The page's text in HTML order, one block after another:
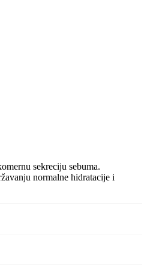
sekreciju sebuma.
normalne hidratacije i